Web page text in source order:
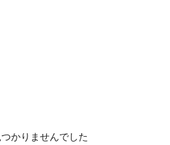
かりませんでした